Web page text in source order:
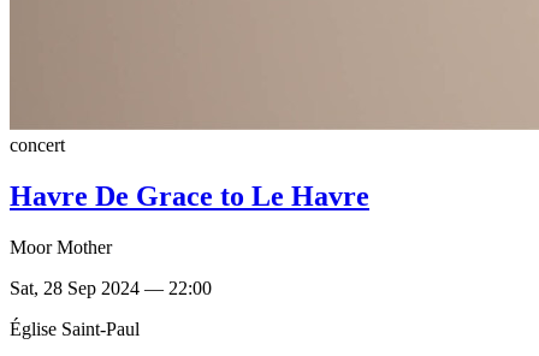
concert
Havre De Grace to Le Havre
Moor Mother
Sat, 28 Sep 2024 — 22:00
Église Saint-Paul